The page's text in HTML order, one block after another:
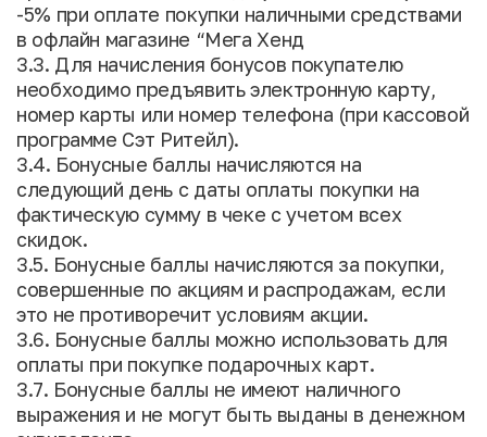
-5% при оплате покупки наличными средствами
в офлайн магазине “Мега Хенд
3.3. Для начисления бонусов покупателю
необходимо предъявить электронную карту,
номер карты или номер телефона (при кассовой
программе Сэт Ритейл).
3.4. Бонусные баллы начисляются на
следующий день с даты оплаты покупки на
фактическую сумму в чеке с учетом всех
скидок.
3.5. Бонусные баллы начисляются за покупки,
совершенные по акциям и распродажам, если
это не противоречит условиям акции.
3.6. Бонусные баллы можно использовать для
оплаты при покупке подарочных карт.
3.7. Бонусные баллы не имеют наличного
выражения и не могут быть выданы в денежном